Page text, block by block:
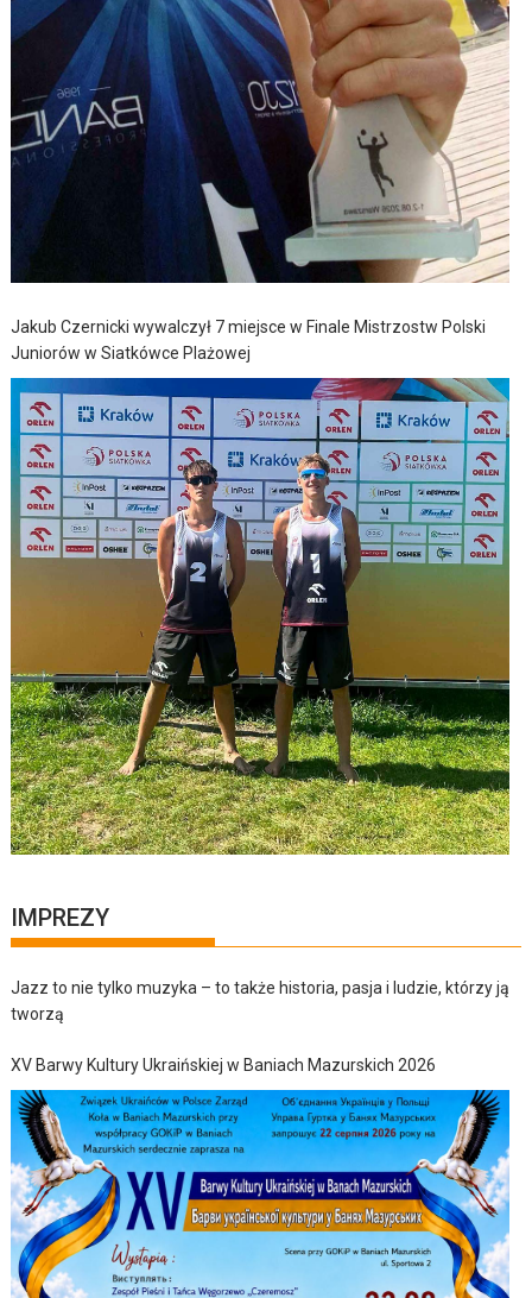
Jakub Czernicki wywalczył 7 miejsce w Finale Mistrzostw Polski
Juniorów w Siatkówce Plażowej
IMPREZY
Jazz to nie tylko muzyka – to także historia, pasja i ludzie, którzy ją
tworzą
XV Barwy Kultury Ukraińskiej w Baniach Mazurskich 2026